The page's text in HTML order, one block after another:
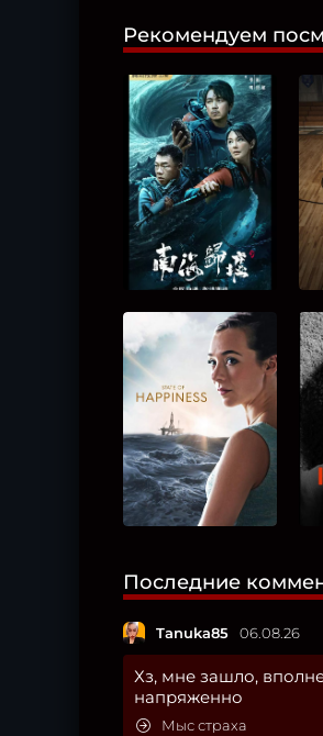
Рекомендуем
Последние
Tanuka85 06.08.26
Хз, мне зашло,
напряженно
Мыс страха